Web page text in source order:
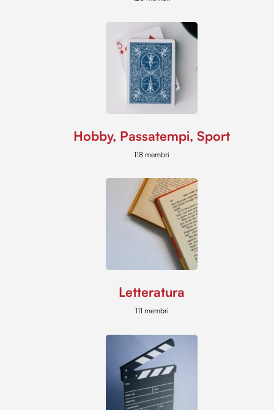
Hobby, Passatempi, Sport
118 membri
Letteratura
111 membri